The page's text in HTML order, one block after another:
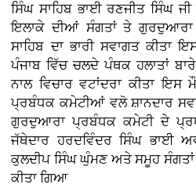
ਸਿੰਘ ਸਾਹਿਬ ਭਾਈ ਰਣਜੀਤ ਸਿੰਘ
ਇਲਾਕੇ ਦੀਆਂ ਸੰਗਤਾਂ ਤੇ
ਸਾਹਿਬ ਦਾ ਭਾਰੀ ਸਵਾਗਤ ਕੀਤਾ
ਪੰਜਾਬ ਵਿੱਚ ਚਲਦੇ ਪੰਥਕ ਹਲਾਤਾਂ
ਨਾਲ ਵਿਚਾਰ ਵਟਾਂਦਰਾ ਕੀਤਾ
ਪ੍ਰਬੰਧਕ ਕਮੇਟੀਆਂ ਵਲੋ ਸ਼ਾਨਦਾਰ
ਗੁਰਦੁਆਰਾ ਪ੍ਰਬੰਧਕ ਕਮੇਟੀ ਦੇ
ਜੱਥੇਦਾਰ ਹਰਦਵਿੰਦਰ ਸਿੰਘ ਭਾਈ
ਕੁਲਦੀਪ ਸਿੰਘ ਘੁੰਮਣ ਅਤੇ ਸਮੂਹ ਸੰਗਤਾਂ
ਕੀਤਾ ਗਿਆ